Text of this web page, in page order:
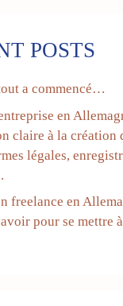
POSTS
a commencé…
en
claire à la création
légales,
freelance en
pour se mettre